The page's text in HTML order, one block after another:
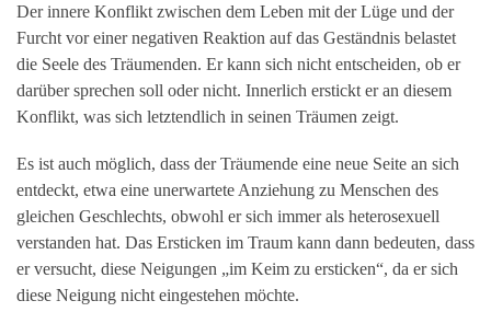
Der innere Konflikt zwischen dem Leben mit der Lüge und der
Furcht vor einer negativen Reaktion auf das Geständnis belastet
die Seele des Träumenden. Er kann sich nicht entscheiden, ob er
darüber sprechen soll oder nicht. Innerlich erstickt er an diesem
Konflikt, was sich letztendlich in seinen Träumen zeigt.
Es ist auch möglich, dass der Träumende eine neue Seite an sich
entdeckt, etwa eine unerwartete Anziehung zu Menschen des
gleichen Geschlechts, obwohl er sich immer als heterosexuell
verstanden hat. Das Ersticken im Traum kann dann bedeuten, dass
er versucht, diese Neigungen „im Keim zu ersticken“, da er sich
diese Neigung nicht eingestehen möchte.